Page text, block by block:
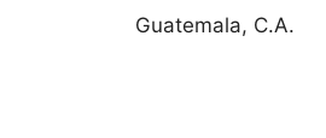
Guatemala, C.A.